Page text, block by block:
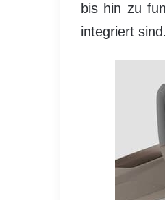
bis hin zu
integriert